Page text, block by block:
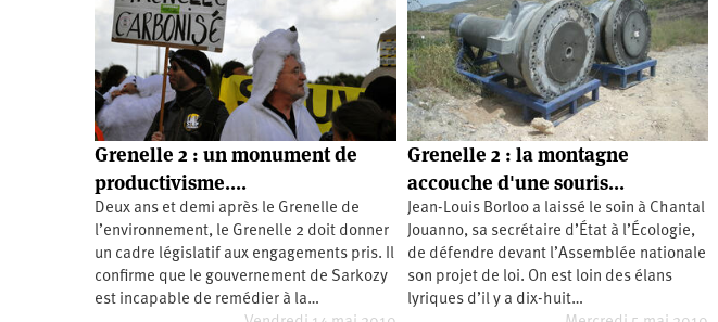
Moyen-
Orient
Océanie
Grenelle 2 : un monument de
productivisme....
Deux ans et demi après le Grenelle de
l’environnement, le Grenelle 2 doit donner
un cadre législatif aux engagements pris. Il
confirme que le gouvernement de Sarkozy
est incapable de remédier à la…
Grenelle 2 : la montagne
accouche d'une souris...
Jean-Louis Borloo a laissé le soin à Chantal
Jouanno, sa secrétaire d’État à l’Écologie,
de défendre devant l’Assemblée nationale
son projet de loi. On est loin des élans
lyriques d’il y a dix-huit…